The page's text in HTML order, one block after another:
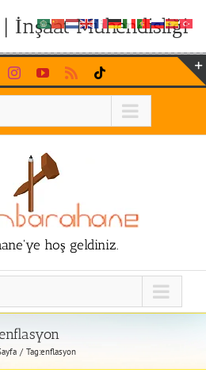
İnşaat Mühendisliği
InstagramYouTubeRss
hoş geldiniz.
Tag:enflasyon